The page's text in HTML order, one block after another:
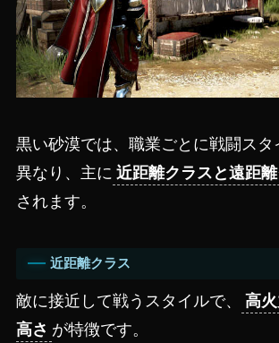
黒い砂漠では、職業ごとに戦闘スタ
異なり、主に 近距離クラスと遠距
されます。
近距離クラス
敵に接近して戦うスタイルで、
高
高さ が特徴です。